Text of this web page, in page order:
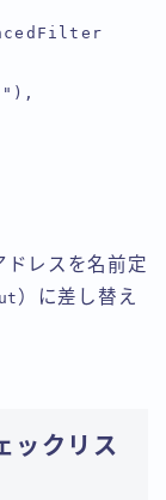
"),
ドレスを名前定
）に差し替え
ックリス